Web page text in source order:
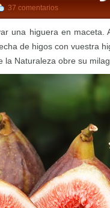
37 comentarios
una higuera en maceta.
de higos con vuestra
la Naturaleza obre su